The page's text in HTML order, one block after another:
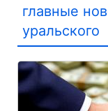
главные
уральского